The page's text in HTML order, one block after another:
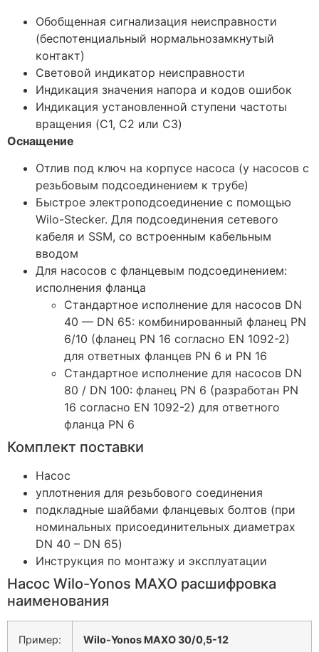
Обобщенная сигнализация неисправности
(беспотенциальный нормальнозамкнутый
контакт)
Световой индикатор неисправности
Индикация значения напора и кодов ошибок
Индикация установленной ступени частоты
вращения (C1, C2 или C3)
Оснащение
Отлив под ключ на корпусе насоса (у насосов с
резьбовым подсоединением к трубе)
Быстрое электроподсоединение с помощью
Wilo-Stecker. Для подсоединения сетевого
кабеля и SSM, со встроенным кабельным
вводом
Для насосов с фланцевым подсоединением:
исполнения фланца
Стандартное исполнение для насосов DN
40 — DN 65: комбинированный фланец PN
6/10 (фланец PN 16 согласно EN 1092-2)
для ответных фланцев PN 6 и PN 16
Стандартное исполнение для насосов DN
80 / DN 100: фланец PN 6 (разработан PN
16 согласно EN 1092-2) для ответного
фланца PN 6
Комплект поставки
Насос
уплотнения для резьбового соединения
подкладныe шайбами фланцевых болтов (при
номинальных присоединительных диаметрах
DN 40 – DN 65)
Инструкция по монтажу и эксплуатации
Насос Wilo-Yonos MAXO расшифровка
наименования
Пример: Wilo-Yonos MAXO 30/0,5-12